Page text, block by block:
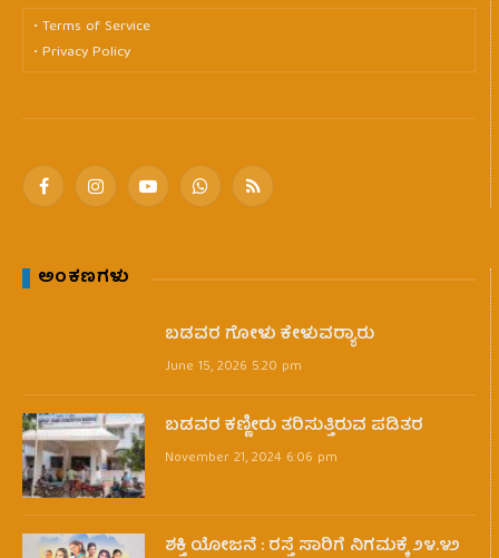
• Terms of Service
• Privacy Policy
FacebookInstagramYouTubeWhatsApp
RSS
ಅಂಕಣಗಳು
ಬಡವರ ಗೋಳು ಕೇಳುವರ‍್ಯಾರು
June 15, 2026 5:20 pm
ಬಡವರ ಕಣ್ಣೀರು ತರಿಸುತ್ತಿರುವ ಪಡಿತರ
November 21, 2024 6:06 pm
ಶಕ್ತಿ ಯೋಜನೆ : ರಸ್ತೆ ಸಾರಿಗೆ ನಿಗಮಕ್ಕೆ ೨೪.೪೨